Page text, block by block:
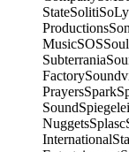
StateSoliti
Productions
MusicSOSSoul
Subterrania
Factory
PrayersSpark
SoundSpiegelei
NuggetsSplasc
International